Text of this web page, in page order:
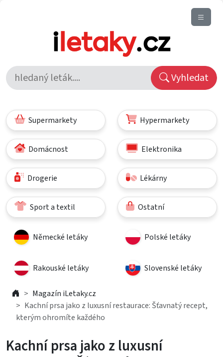
Vyhledat
Supermarkety Hypermarkety
Domácnost Elektronika
Drogerie Lékárny
Sport a textil Ostatní
Německé letáky Polské letáky
Rakouské letáky Slovenské letáky
Magazín iLetaky.cz
Kachní prsa jako z luxusní restaurace: Šťavnatý recept,
kterým ohromíte každého
Kachní prsa jako z luxusní